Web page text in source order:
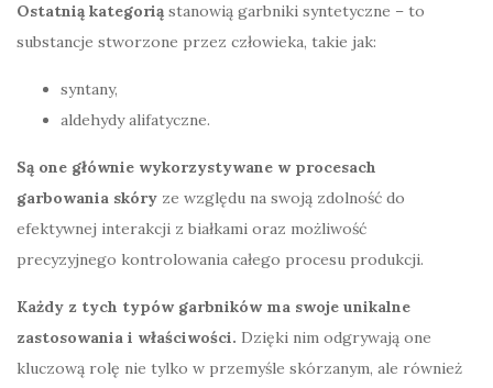
Ostatnią kategorią stanowią garbniki syntetyczne – to
substancje stworzone przez człowieka, takie jak:
syntany,
aldehydy alifatyczne.
Są one głównie wykorzystywane w procesach
garbowania skóry ze względu na swoją zdolność do
efektywnej interakcji z białkami oraz możliwość
precyzyjnego kontrolowania całego procesu produkcji.
Każdy z tych typów garbników ma swoje unikalne
zastosowania i właściwości. Dzięki nim odgrywają one
kluczową rolę nie tylko w przemyśle skórzanym, ale również